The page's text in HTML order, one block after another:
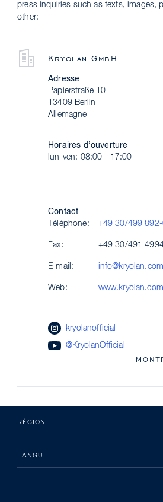
press inquiries such as texts, images,
other:
Kryolan GmbH
Adresse
Papierstraße 10
13409 Berlin
Allemagne
Horaires d’ouverture
lun-ven: 08:00 - 17:00
Contact
Téléphone:
+49 30/499
Fax: +49 30/491
E-mail: info@kryolan.com
Web: www.kryolan.com
kryolanofficial
@KryolanOfficial
RÉGION
LANGUE